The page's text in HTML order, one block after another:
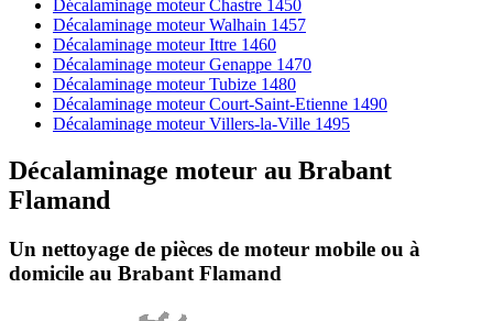
Décalaminage moteur Chastre 1450
Décalaminage moteur Walhain 1457
Décalaminage moteur Ittre 1460
Décalaminage moteur Genappe 1470
Décalaminage moteur Tubize 1480
Décalaminage moteur Court-Saint-Etienne 1490
Décalaminage moteur Villers-la-Ville 1495
Décalaminage moteur au Brabant
Flamand
Un nettoyage de pièces de moteur mobile ou à
domicile au Brabant Flamand